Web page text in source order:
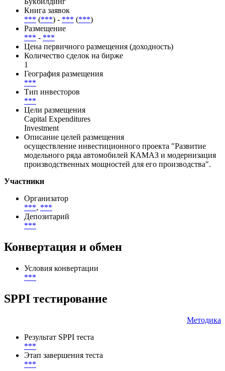
Книга заявок
*** (***) - *** (***)
Размещение
*** - ***
Цена первичного размещения (доходность)
Количество сделок на бирже
1
География размещения
***
Тип инвесторов
***
Цели размещения
Capital Expenditures
Investment
Описание целей размещения
осуществление инвестиционного проекта "Развитие
модельного ряда автомобилей КАМАЗ и модернизация
производственных мощностей для его производства".
Участники
Организатор
***, ***
Депозитарий
***
Конвертация и обмен
Условия конвертации
***
SPPI тестирование
Методика
Результат SPPI теста
***
Этап завершения теста
***